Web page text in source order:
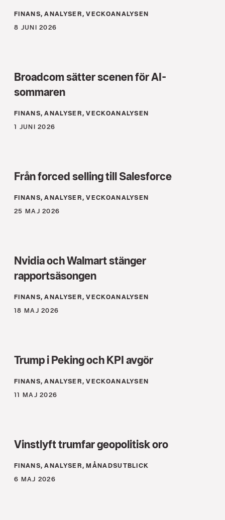
FINANS, ANALYSER, VECKOANALYSEN
8 JUNI 2026
Broadcom sätter scenen för AI-
sommaren
FINANS, ANALYSER, VECKOANALYSEN
1 JUNI 2026
Från forced selling till Salesforce
FINANS, ANALYSER, VECKOANALYSEN
25 MAJ 2026
Nvidia och Walmart stänger
rapportsäsongen
FINANS, ANALYSER, VECKOANALYSEN
18 MAJ 2026
Trump i Peking och KPI avgör
FINANS, ANALYSER, VECKOANALYSEN
11 MAJ 2026
Vinstlyft trumfar geopolitisk oro
FINANS, ANALYSER, MÅNADSUTBLICK
6 MAJ 2026